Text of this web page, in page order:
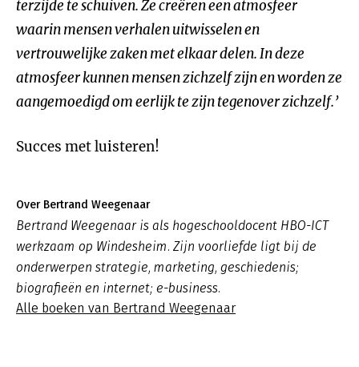
terzijde te schuiven. Ze creëren een atmosfeer
waarin mensen verhalen uitwisselen en
vertrouwelijke zaken met elkaar delen. In deze
atmosfeer kunnen mensen zichzelf zijn en worden ze
aangemoedigd om eerlijk te zijn tegenover zichzelf.’
Succes met luisteren!
Over Bertrand Weegenaar
Bertrand Weegenaar is als hogeschooldocent HBO-ICT
werkzaam op Windesheim. Zijn voorliefde ligt bij de
onderwerpen strategie, marketing, geschiedenis;
biografieën en internet; e-business.
Alle boeken van Bertrand Weegenaar